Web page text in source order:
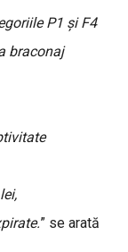
P1 și F4
braconaj
” se arată